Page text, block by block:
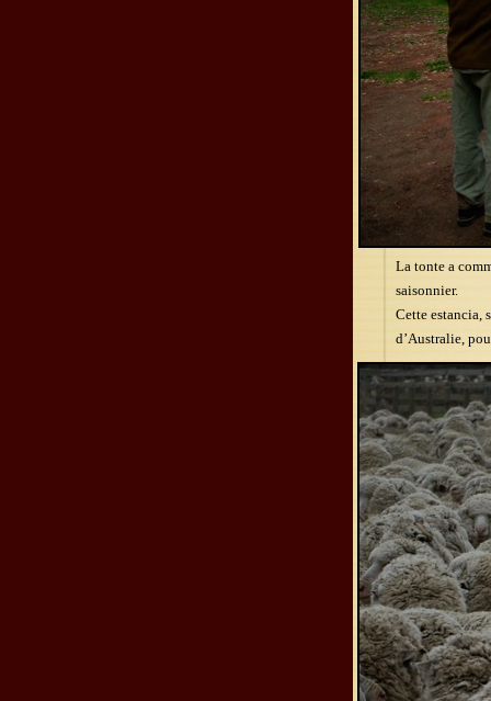
La tonte a
saisonnier.
Cette estancia,
d’Australie,